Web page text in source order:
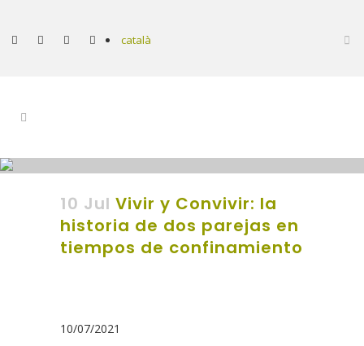
català
10 Jul Vivir y Convivir: la
historia de dos parejas en
tiempos de confinamiento
10/07/2021